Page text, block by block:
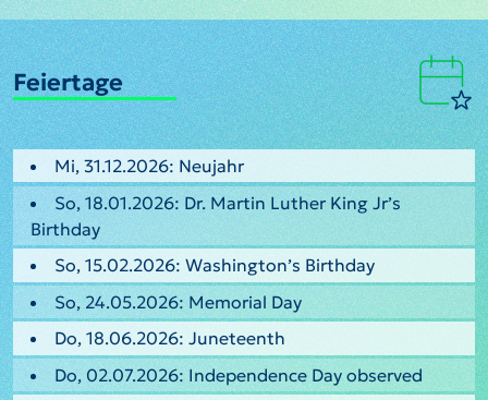
Feiertage
Mi, 31.12.2026: Neujahr
So, 18.01.2026: Dr. Martin Luther King Jr’s
Birthday
So, 15.02.2026: Washington’s Birthday
So, 24.05.2026: Memorial Day
Do, 18.06.2026: Juneteenth
Do, 02.07.2026: Independence Day observed